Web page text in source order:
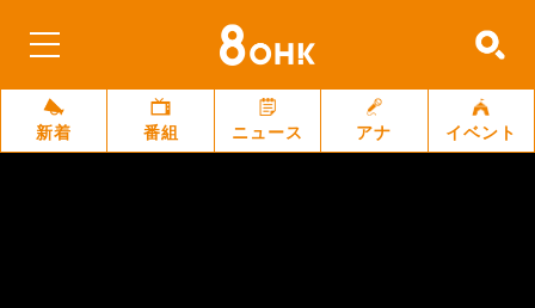
新着 番組 ニュース アナ イベント